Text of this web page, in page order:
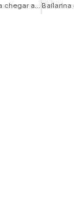
Branca de Neve com Rachel Zegler ganha data para chegar ao Disney+